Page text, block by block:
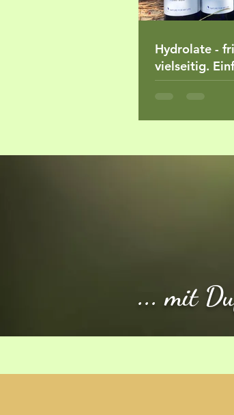
Hydrolate -
... mit